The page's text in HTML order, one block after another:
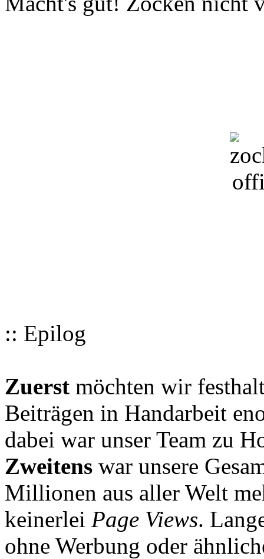
:: Epilog
Zuerst möchten wir
Beiträgen in Handarbeit
dabei war unser Team zu
Zweitens war unsere
Millionen aus aller Welt
keinerlei Page Views.
ohne Werbung oder